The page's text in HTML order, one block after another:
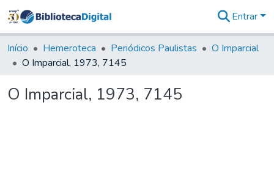
&
Coleções
Tudo na
Digital
Entrar
Início Hemeroteca Periódicos Paulistas
O Imparcial
O Imparcial, 1973, 7145
O Imparcial, 1973, 7145